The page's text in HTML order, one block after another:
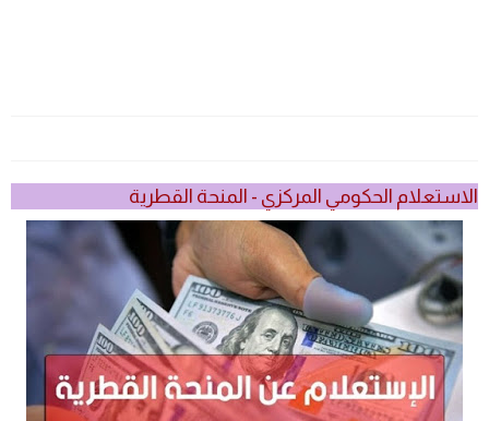
الاستعلام الحكومي المركزي - المنحة القطرية